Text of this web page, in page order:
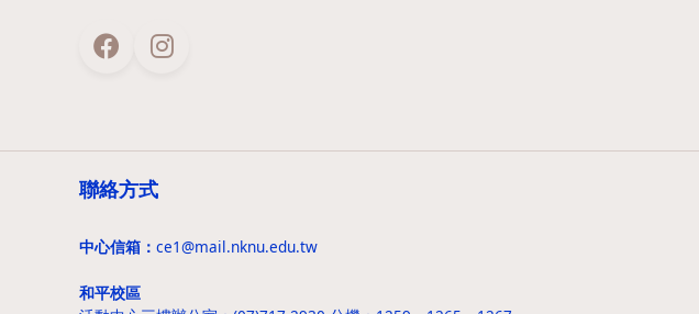
聯絡方式
中心信箱： ce1@mail.nknu.edu.tw
和平校區